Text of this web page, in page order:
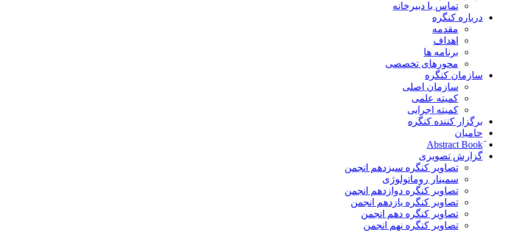
تماس با دبیرخانه
درباره کنگره
مقدمه
اهداف
برنامه ها
محورهای تخصصی
سازمان کنگره
سازمان اصلی
کمیته علمی
کمیته اجرایی
برگزار کننده کنگره
حامیان
گزارش تصویری
تصاویر کنگره سیزدهم انجمن
سمینار روماتولوژی
تصاویر کنگره دوازدهم انجمن
تصاویر کنگره یازدهم انجمن
تصاویر کنگره دهم انجمن
تصاویر کنگره نهم انجمن